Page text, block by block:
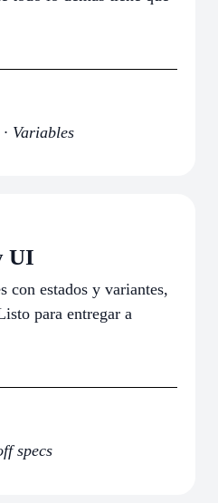
Variables
UI
con estados y variantes,
para entregar a
specs